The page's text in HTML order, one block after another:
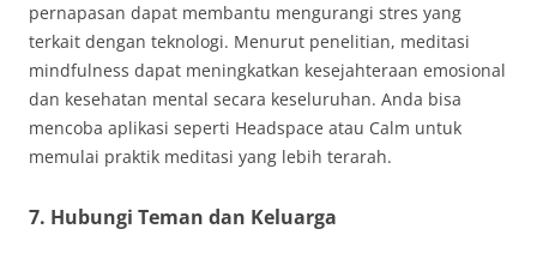
pernapasan dapat membantu mengurangi stres yang
terkait dengan teknologi. Menurut penelitian, meditasi
mindfulness dapat meningkatkan kesejahteraan emosional
dan kesehatan mental secara keseluruhan. Anda bisa
mencoba aplikasi seperti Headspace atau Calm untuk
memulai praktik meditasi yang lebih terarah.
7. Hubungi Teman dan Keluarga